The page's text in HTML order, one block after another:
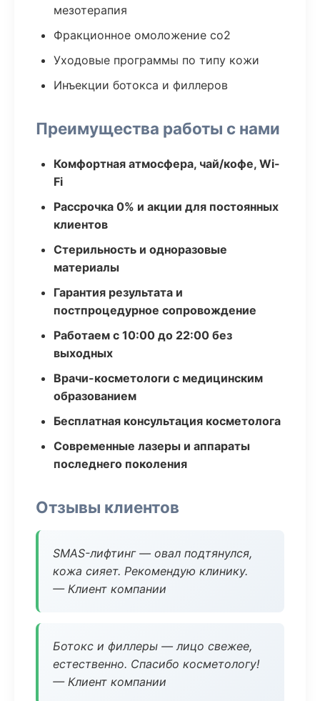
мезотерапия
Фракционное омоложение co2
Уходовые программы по типу кожи
Инъекции ботокса и филлеров
Преимущества работы с нами
Комфортная атмосфера, чай/кофе, Wi-
Fi
Рассрочка 0% и акции для постоянных
клиентов
Стерильность и одноразовые
материалы
Гарантия результата и
постпроцедурное сопровождение
Работаем с 10:00 до 22:00 без
выходных
Врачи-косметологи с медицинским
образованием
Бесплатная консультация косметолога
Современные лазеры и аппараты
последнего поколения
Отзывы клиентов
SMAS-лифтинг — овал подтянулся,
кожа сияет. Рекомендую клинику.
— Клиент компании
Ботокс и филлеры — лицо свежее,
естественно. Спасибо косметологу!
— Клиент компании